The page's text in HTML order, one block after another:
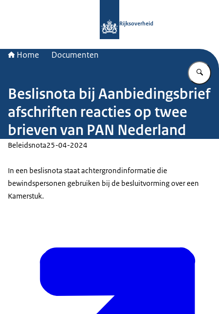
Rijksoverheid
Home Documenten
Beslisnota bij Aanbiedingsbrief
afschriften reacties op twee
brieven van PAN Nederland
Beleidsnota25-04-2024
In een beslisnota staat achtergrondinformatie die
bewindspersonen gebruiken bij de besluitvorming over een
Kamerstuk.